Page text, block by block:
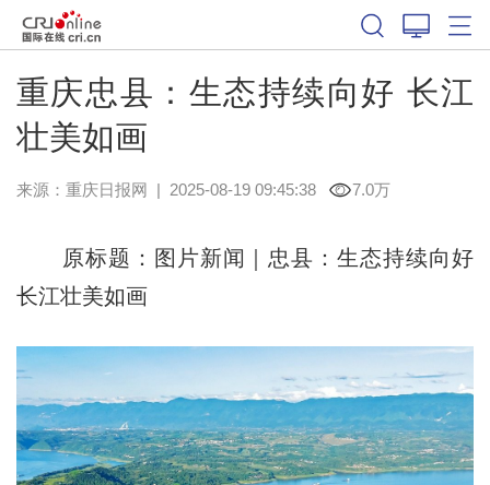
重庆忠县：生态持续向好 长江
壮美如画
来源： 重庆日报网 | 2025-08-19 09:45:38 7.0万
原标题：图片新闻｜忠县：生态持续向好
长江壮美如画